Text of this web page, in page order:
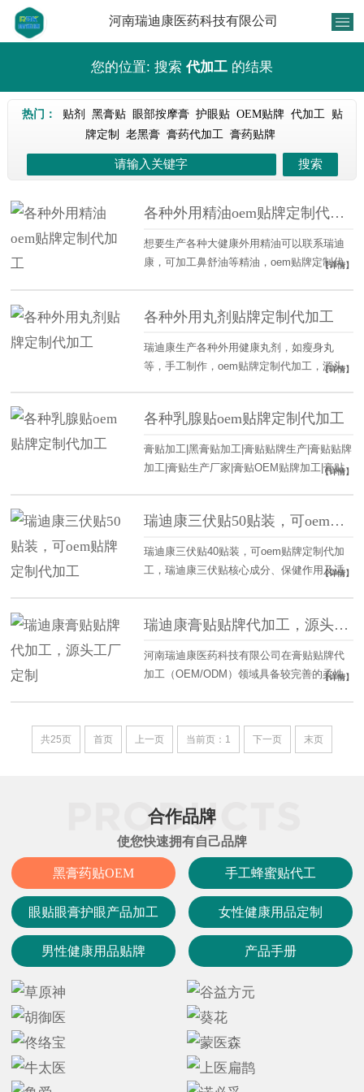
河南瑞迪康医药科技有限公司
您的位置: 搜索 代加工 的结果
热门： 贴剂 黑膏贴 眼部按摩膏 护眼贴 OEM贴牌 代加工
贴
牌定制
老黑膏 膏药代加工 膏药贴牌
各种外用精油oem贴牌定制代加工
想要生产各种大健康外用精油可以联系瑞迪
康，可加工鼻舒油等精油，oem贴牌定制代
【详情】
各种外用丸剂贴牌定制代加工
瑞迪康生产各种外用健康丸剂，如瘦身丸
等，手工制作，oem贴牌定制代加工，源头
【详情】
各种乳腺贴oem贴牌定制代加工
膏贴加工|黑膏贴加工|膏贴贴牌生产|膏贴贴牌
加工|膏贴生产厂家|膏贴OEM贴牌加工|膏贴
【详情】
瑞迪康三伏贴50贴装，可oem贴牌定制代加工
瑞迪康三伏贴40贴装，可oem贴牌定制代加
工，瑞迪康三伏贴核心成分、保健作用及适
等。保健作用：缓解四肢寒冷、关节疼痛、
康。适宜人群：适宜于身体湿寒、阳气不足
引起的四肢寒冷、关节疼痛、女性宫寒、胃
寒
【详情】
瑞迪康膏贴贴牌代加工，源头工厂定制
河南瑞迪康医药科技有限公司在膏贴贴牌代
加工（OEM/ODM）领域具备较完善的柔性
加工业务的详细梳理：1. 核心代工产品线瑞
迪康支持多种外用贴剂产品的定制生产，产
【详情】
共25页 首页 上一页 当前页：1 下一页 末页
合作品牌
使您快速拥有自己品牌
黑膏药贴OEM 手工蜂蜜贴代工
眼贴眼膏护眼产品加工 女性健康用品定制
男性健康用品贴牌 产品手册